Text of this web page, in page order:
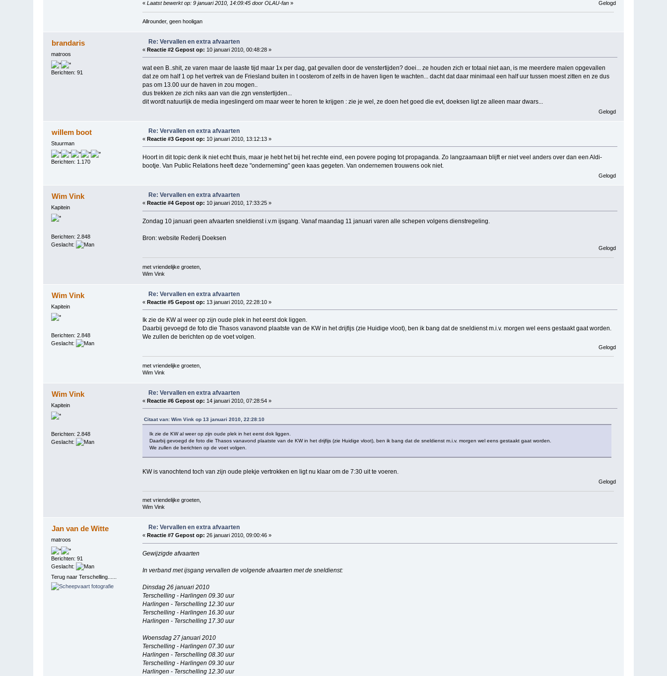
« Laatst bewerkt op: 9 januari 2010, 14:09:45 door OLAU-fan» Gelogd
Allrounder, geen hooligan
brandaris
matroos
Berichten: 91
Re: Vervallen en extra afvaarten
« Reactie #2 Gepost op: 10 januari 2010, 00:48:28 »
wat een B..shit, ze varen maar de laaste tijd maar 1x per dag, gat gevallen door de venstertijden? doei... ze houden zich er totaal niet aan, is me meerdere malen opgevallen
dat ze om half 1 op het vertrek van de Friesland buiten in t oosterom of zelfs in de haven ligen te wachten... dacht dat daar minimaal een half uur tussen moest zitten en ze dus
pas om 13.00 uur de haven in zou mogen..
dus trekken ze zich niks aan van die zgn venstertijden...
dit wordt natuurlijk de media ingeslingerd om maar weer te horen te krijgen : zie je wel, ze doen het goed die evt, doeksen ligt ze alleen maar dwars...
Gelogd
willem boot
Stuurman
Berichten: 1.170
Re: Vervallen en extra afvaarten
« Reactie #3 Gepost op: 10 januari 2010, 13:12:13 »
Hoort in dit topic denk ik niet echt thuis, maar je hebt het bij het rechte eind, een povere poging tot propaganda. Zo langzaamaan blijft er niet veel anders over dan een Aldi-
bootje. Van Public Relations heeft deze "onderneming" geen kaas gegeten. Van ondernemen trouwens ook niet.
Gelogd
Wim Vink
Kapitein
Berichten: 2.848
Geslacht:
Re: Vervallen en extra afvaarten
« Reactie #4 Gepost op: 10 januari 2010, 17:33:25 »
Zondag 10 januari geen afvaarten sneldienst i.v.m ijsgang. Vanaf maandag 11 januari varen alle schepen volgens dienstregeling.
Bron: website Rederij Doeksen
Gelogd
met vriendelijke groeten,
Wim Vink
Wim Vink
Kapitein
Berichten: 2.848
Geslacht:
Re: Vervallen en extra afvaarten
« Reactie #5 Gepost op: 13 januari 2010, 22:28:10 »
Ik zie de KW al weer op zijn oude plek in het eerst dok liggen.
Daarbij gevoegd de foto die Thasos vanavond plaatste van de KW in het drijfijs (zie Huidige vloot), ben ik bang dat de sneldienst m.i.v. morgen wel eens gestaakt gaat worden.
We zullen de berichten op de voet volgen.
Gelogd
met vriendelijke groeten,
Wim Vink
Wim Vink
Kapitein
Berichten: 2.848
Geslacht:
Re: Vervallen en extra afvaarten
« Reactie #6 Gepost op: 14 januari 2010, 07:28:54 »
Citaat van: Wim Vink op 13 januari 2010, 22:28:10
Ik zie de KW al weer op zijn oude plek in het eerst dok liggen.
Daarbij gevoegd de foto die Thasos vanavond plaatste van de KW in het drijfijs (zie Huidige vloot), ben ik bang dat de sneldienst m.i.v. morgen wel eens gestaakt gaat worden.
We zullen de berichten op de voet volgen.
KW is vanochtend toch van zijn oude plekje vertrokken en ligt nu klaar om de 7:30 uit te voeren.
Gelogd
met vriendelijke groeten,
Wim Vink
Jan van de Witte
matroos
Berichten: 91
Geslacht:
Terug naar Terschelling......
Re: Vervallen en extra afvaarten
« Reactie #7 Gepost op: 26 januari 2010, 09:00:46 »
Gewijzigde afvaarten
In verband met ijsgang vervallen de volgende afvaarten met de sneldienst:
Dinsdag 26 januari 2010
Terschelling - Harlingen 09.30 uur
Harlingen - Terschelling 12.30 uur
Terschelling - Harlingen 16.30 uur
Harlingen - Terschelling 17.30 uur
Woensdag 27 januari 2010
Terschelling - Harlingen 07.30 uur
Harlingen - Terschelling 08.30 uur
Terschelling - Harlingen 09.30 uur
Harlingen - Terschelling 12.30 uur